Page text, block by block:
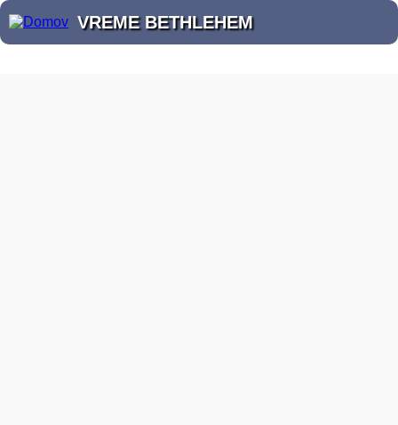
VREME BETHLEHEM